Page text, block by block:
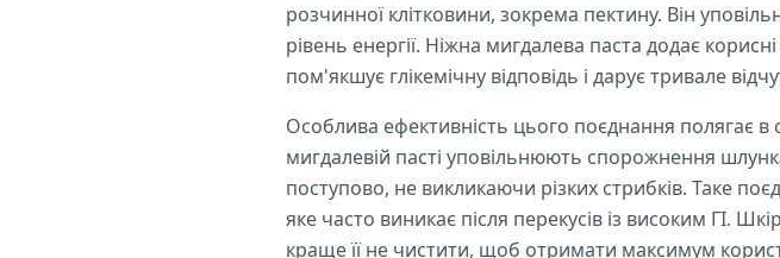
розчинної клітковини, зокрема пектину. Він
рівень енергії. Ніжна мигдалева паста додає
пом'якшує глікемічну відповідь і дарує тривале
Особлива ефективність цього поєднання полягає в
мигдалевій пасті уповільнюють спорожнення
поступово, не викликаючи різких стрибків. Таке
яке часто виникає після перекусів із високим ГІ.
краще її не чистити, щоб отримати максимум